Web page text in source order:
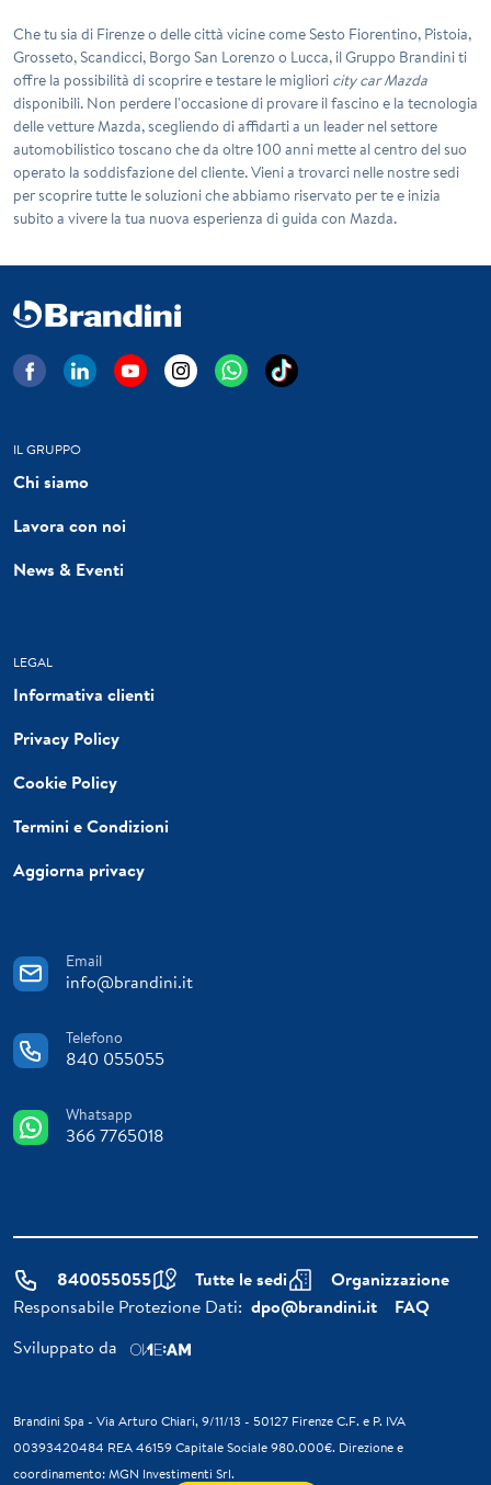
Che tu sia di Firenze o delle città vicine come Sesto Fiorentino, Pistoia,
Grosseto, Scandicci, Borgo San Lorenzo o Lucca, ilGruppo Brandiniti
offre la possibilità di scoprire e testare le migliori city car Mazda
disponibili. Non perdere l'occasione di provare il fascino e la tecnologia
delle vetture Mazda, scegliendo di affidarti a un leader nel settore
automobilistico toscano che da oltre 100 anni mette al centro del suo
operato la soddisfazione del cliente. Vieni a trovarci nelle nostre sedi
per scoprire tutte le soluzioni che abbiamo riservato per te e inizia
subito a vivere la tua nuova esperienza di guida con Mazda.
IL GRUPPO
Chi siamo
Lavora con noi
News & Eventi
LEGAL
Informativa clienti
Privacy Policy
Cookie Policy
Termini e Condizioni
Aggiorna privacy
Email
info@brandini.it
Telefono
840 055055
Whatsapp
366 7765018
840055055 Tutte le sedi
Organizzazione
Responsabile Protezione Dati: dpo@brandini.it
FAQ
Sviluppato da
Brandini Spa - Via Arturo Chiari, 9/11/13 - 50127 Firenze C.F. e P. IVA
00393420484 REA 46159 Capitale Sociale 980.000€. Direzione e
coordinamento: MGN Investimenti Srl.